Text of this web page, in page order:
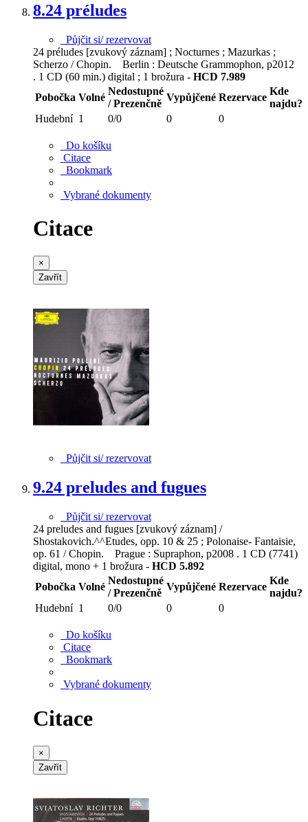
8.24 préludes
Půjčit si/ rezervovat
24 préludes [zvukový záznam] ; Nocturnes ; Mazurkas ;
Scherzo / Chopin. Berlin : Deutsche Grammophon, p2012
. 1 CD (60 min.) digital ; 1 brožura - HCD 7.989
Pobočka Volné
Nedostupné
/ Prezenčně
Vypůjčené Rezervace
Kde
najdu?
Hudební 1 0/0 0 0
Do košíku
Citace
Bookmark
Vybrané dokumenty
Citace
×
Zavřít
Půjčit si/ rezervovat
9.24 preludes and fugues
Půjčit si/ rezervovat
24 preludes and fugues [zvukový záznam] /
Shostakovich.^^Etudes, opp. 10 & 25 ; Polonaise- Fantaisie,
op. 61 / Chopin. Prague : Supraphon, p2008 . 1 CD (7741)
digital, mono + 1 brožura - HCD 5.892
Pobočka Volné
Nedostupné
/ Prezenčně
Vypůjčené Rezervace
Kde
najdu?
Hudební 1 0/0 0 0
Do košíku
Citace
Bookmark
Vybrané dokumenty
Citace
×
Zavřít